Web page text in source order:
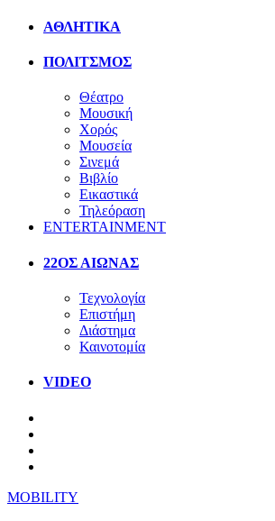
ΑΘΛΗΤΙΚΑ
ΠΟΛΙΤΣΜΟΣ
Θέατρο
Μουσική
Χορός
Μουσεία
Σινεμά
Βιβλίο
Εικαστικά
Τηλεόραση
ENTERTAINMENT
22ΟΣ ΑΙΩΝΑΣ
Τεχνολογία
Επιστήμη
Διάστημα
Καινοτομία
VIDEO
MOBILITY